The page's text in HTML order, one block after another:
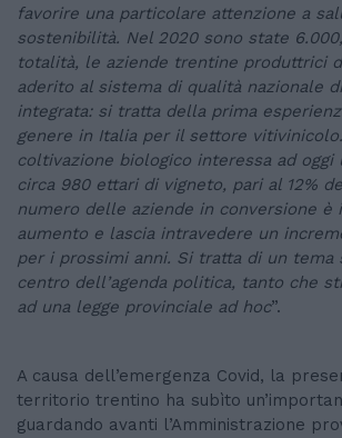
favorire una particolare attenzione a
sostenibilità. Nel 2020 sono state
totalità, le aziende trentine produttrici
aderito al sistema di qualità nazionale
integrata: si tratta della prima
genere in Italia per il settore
coltivazione biologico interessa ad oggi
circa 980 ettari di vigneto, pari al 12%
numero delle aziende in conversione è
aumento e lascia intravedere un
per i prossimi anni. Si tratta di un tema
centro dell’agenda politica, tanto che
ad una legge provinciale ad hoc”.
A causa dell’emergenza Covid, la
territorio trentino ha subìto
guardando avanti l’Amministrazione